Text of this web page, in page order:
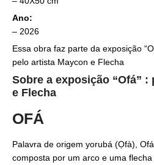
Ano:
– 2026
Essa obra faz parte da exposição
pelo artista Maycon e Flecha
Sobre a exposição “Ofá”
e Flecha
OFÁ
Palavra de origem yorubá (Ọfà),
composta por um arco e uma